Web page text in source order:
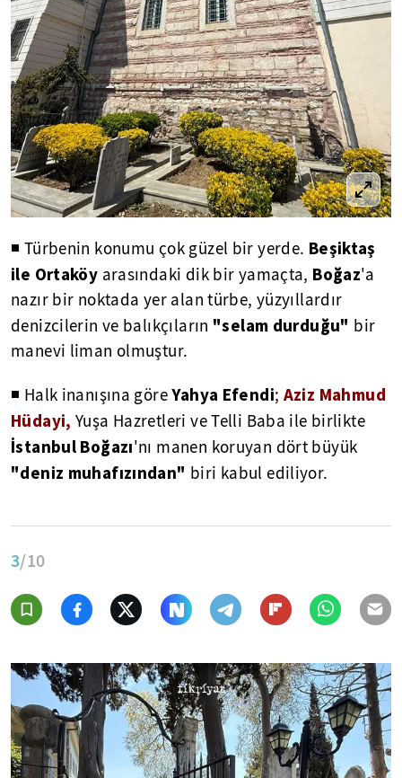
◾ Türbenin konumu çok güzel bir yerde. Beşiktaş
ile Ortaköy arasındaki dik bir yamaçta, Boğaz'a
nazır bir noktada yer alan türbe, yüzyıllardır
denizcilerin ve balıkçıların "selam durduğu" bir
manevi liman olmuştur.
◾ Halk inanışına göreYahya Efendi; Aziz Mahmud
Hüdayi, Yuşa Hazretleri ve Telli Baba ile birlikte
İstanbul Boğazı'nı manen koruyan dört büyük
"deniz muhafızından" biri kabul ediliyor.
3/10